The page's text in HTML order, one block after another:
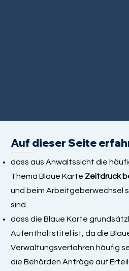
Auf dieser Seite
dass aus Anwaltssicht die
Thema Blaue Karte Zeitdruck
und beim Arbeitgeberwechsel
sind.
dass die Blaue Karte
Aufenthaltstitel ist, da die
Verwaltungsverfahren häufig
die Behörden Anträge auf